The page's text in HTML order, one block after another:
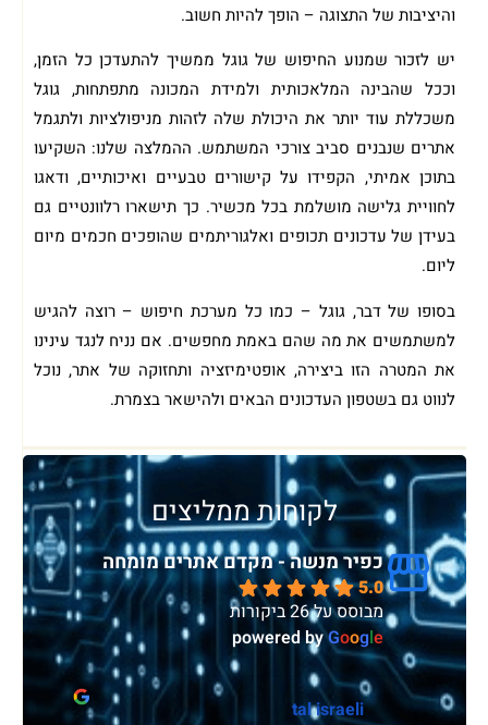
והיציבות של התצוגה – הופך להיות חשוב.
יש לזכור שמנוע החיפוש של גוגל ממשיך להתעדכן כל הזמן,
וככל שהבינה המלאכותית ולמידת המכונה מתפתחות, גוגל
משכללת עוד יותר את היכולת שלה לזהות מניפולציות ולתגמל
אתרים שנבנים סביב צורכי המשתמש. ההמלצה שלנו: השקיעו
בתוכן אמיתי, הקפידו על קישורים טבעיים ואיכותיים, ודאגו
לחוויית גלישה מושלמת בכל מכשיר. כך תישארו רלוונטיים גם
בעידן של עדכונים תכופים ואלגוריתמים שהופכים חכמים מיום
ליום.
בסופו של דבר, גוגל – כמו כל מערכת חיפוש – רוצה להגיש
למשתמשים את מה שהם באמת מחפשים. אם נניח לנגד עינינו
את המטרה הזו ביצירה, אופטימיזציה ותחזוקה של אתר, נוכל
לנווט גם בשטפון העדכונים הבאים ולהישאר בצמרת.
לקוחות ממליצים
כפיר מנשה - מקדם אתרים מומחה
5.0
מבוסס על 26 ביקורות
powered byGoogle
sivan vdp